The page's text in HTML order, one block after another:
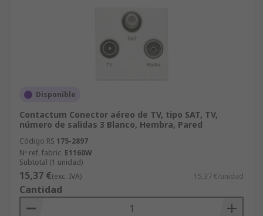
Disponible
Contactum Conector aéreo de TV, tipo SAT, TV,
número de salidas 3 Blanco, Hembra, Pared
Código RS 175-2897
Nº ref. fabric. E1160W
Subtotal (1 unidad)
15,37 €(exc. IVA) 15,37 €/unidad
Cantidad